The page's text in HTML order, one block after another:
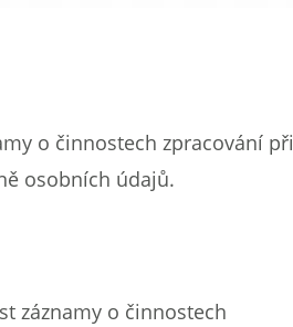
o činnostech zpracování při
osobních údajů.
záznamy o činnostech